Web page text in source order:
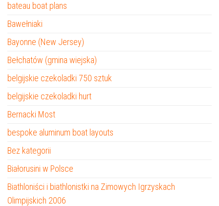
bateau boat plans
Bawełniaki
Bayonne (New Jersey)
Bełchatów (gmina wiejska)
belgijskie czekoladki 750 sztuk
belgijskie czekoladki hurt
Bernacki Most
bespoke aluminum boat layouts
Bez kategorii
Białorusini w Polsce
Biathloniści i biathlonistki na Zimowych Igrzyskach
Olimpijskich 2006